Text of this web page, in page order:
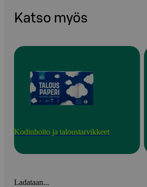
Katso myös
Kodinhoito ja taloustarvikkeet
Ladataan...